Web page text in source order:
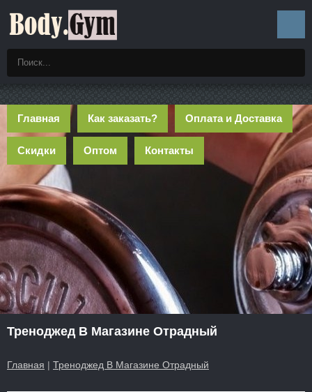
Главная Как заказать? Оплата и Доставка
Скидки Оптом Контакты
Треноджед В Магазине Отрадный
Главная | Треноджед В Магазине Отрадный